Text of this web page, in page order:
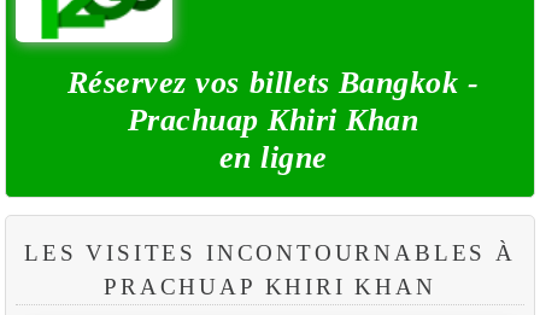
Réservez vos billets Bangkok -
Prachuap Khiri Khan
en ligne
LES VISITES INCONTOURNABLES À
PRACHUAP KHIRI KHAN